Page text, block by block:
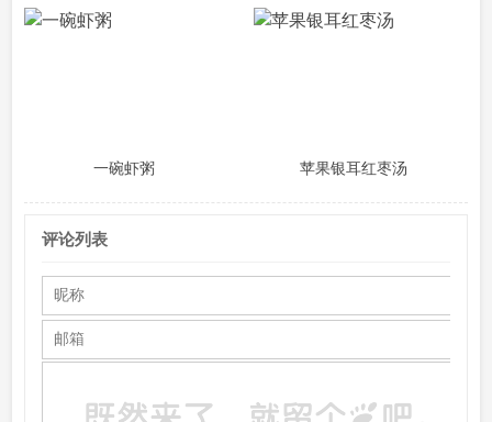
一碗虾粥 苹果银耳红枣汤
评论列表